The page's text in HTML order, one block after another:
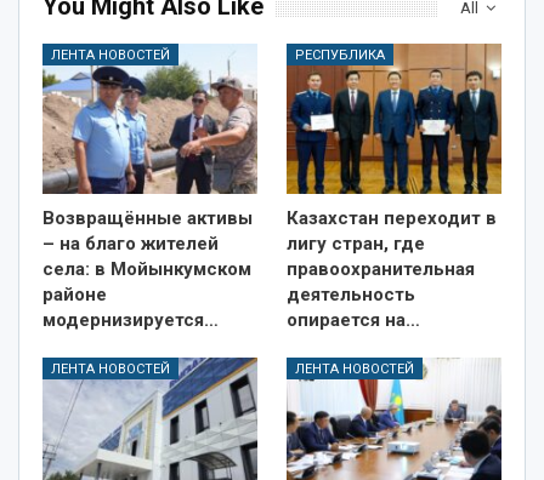
All
You Might Also Like
ЛЕНТА НОВОСТЕЙ
Возвращённые активы
– на благо жителей
села: в Мойынкумском
районе
модернизируется…
РЕСПУБЛИКА
Казахстан переходит в
лигу стран, где
правоохранительная
деятельность
опирается на…
ЛЕНТА НОВОСТЕЙ ЛЕНТА НОВОСТЕЙ